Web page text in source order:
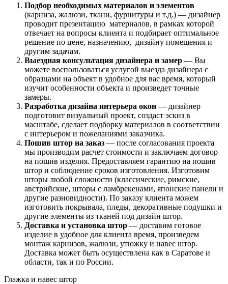
Подбор необходимых материалов и элементов
(карниза, жалюзи, ткани, фурнитуры и т.д.) — дизайнер
проводит презентацию материалов, в рамках которой
отвечает на вопросы клиента и подбирает оптимальное
решение по цене, назначению, дизайну помещения и
другим задачам.
Выездная консультация дизайнера и замер — Вы
можете воспользоваться услугой выезда дизайнера с
образцами на объект в удобное для вас время, который
изучит особенности объекта и произведет точные
замеры.
Разработка дизайна интерьера окон — дизайнер
подготовит визуальный проект, создаст эскиз в
масштабе, сделает подборку материалов в соответствии
с интерьером и пожеланиями заказчика.
Пошив штор на заказ — после согласования проекта
мы производим расчет стоимости и заключаем договор
на пошив изделия. Предоставляем гарантию на пошив
штор и соблюдение сроков изготовления. Изготовим
шторы любой сложности (классические, римские,
австрийские, шторы с ламбрекенами, японские панели и
другие разновидности). По заказу клиента можем
изготовить покрывала, пледы, декоративные подушки и
другие элементы из тканей под дизайн штор.
Доставка и установка штор — доставим готовое
изделие в удобное для клиента время, произведем
монтаж карнизов, жалюзи, утюжку и навес штор.
Доставка может быть осуществлена как в Саратове и
области, так и по России.
Глажка и навес штор